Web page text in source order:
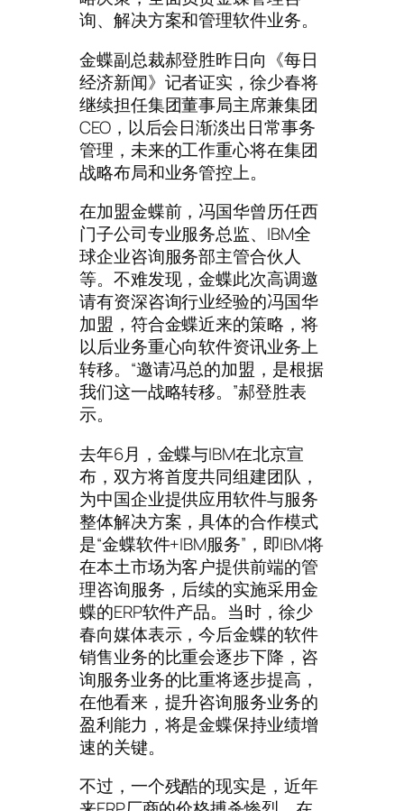
询、解决方案和管理软件业务。
金蝶副总裁郝登胜昨日向《每日
经济新闻》记者证实，徐少春将
继续担任集团董事局主席兼集团
CEO，以后会日渐淡出日常事务
管理，未来的工作重心将在集团
战略布局和业务管控上。
在加盟金蝶前，冯国华曾历任西
门子公司专业服务总监、IBM全
球企业咨询服务部主管合伙人
等。不难发现，金蝶此次高调邀
请有资深咨询行业经验的冯国华
加盟，符合金蝶近来的策略，将
以后业务重心向软件资讯业务上
转移。“邀请冯总的加盟，是根据
我们这一战略转移。”郝登胜表
示。
去年6月，金蝶与IBM在北京宣
布，双方将首度共同组建团队，
为中国企业提供应用软件与服务
整体解决方案，具体的合作模式
是“金蝶软件+IBM服务”，即IBM将
在本土市场为客户提供前端的管
理咨询服务，后续的实施采用金
蝶的ERP软件产品。当时，徐少
春向媒体表示，今后金蝶的软件
销售业务的比重会逐步下降，咨
询服务业务的比重将逐步提高，
在他看来，提升咨询服务业务的
盈利能力，将是金蝶保持业绩增
速的关键。
不过，一个残酷的现实是，近年